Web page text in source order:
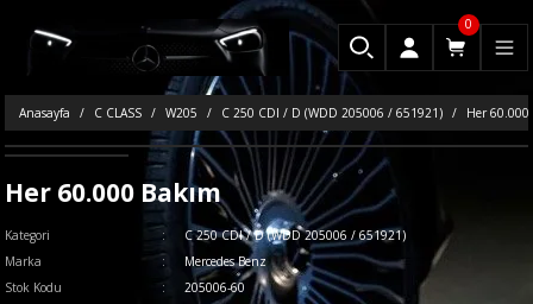
0
Anasayfa C CLASS W205 C 250 CDI / D (WDD 205006 / 651921) Her 60.000
Her 60.000 Bakım
Kategori
C 250 CDI / D (WDD 205006 / 651921)
Marka
Mercedes Benz
Stok Kodu
205006-60